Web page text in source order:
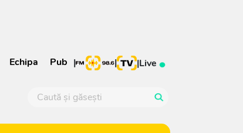
Echipa Pub | | |Live